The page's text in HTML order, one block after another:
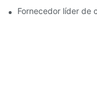
Fornecedor líder de